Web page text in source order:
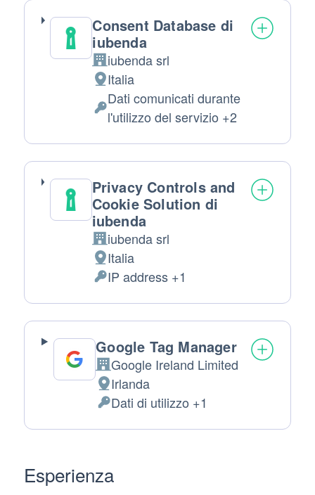
Consent Database di
iubenda
Azienda:
iubenda srl
Luogo
del
trattamento:
Italia
Dati
Dati comunicati durante
l'utilizzo del servizio +2
Privacy Controls and
Cookie Solution di
iubenda
Azienda:
iubenda srl
Luogo
del
trattamento:
Italia
Dati
Personali
trattati:
IP address +1
Google Tag Manager
Azienda:
Google Ireland Limited
Luogo
del
trattamento:
Irlanda
Dati
Personali
Dati di utilizzo +1
Esperienza